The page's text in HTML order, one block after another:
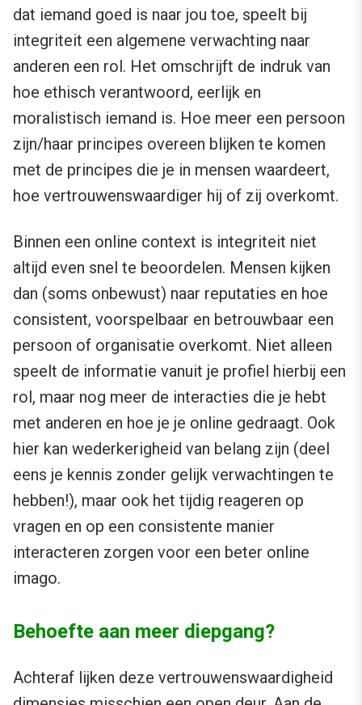
dat iemand goed is naar jou toe, speelt bij
integriteit een algemene verwachting naar
anderen een rol. Het omschrijft de indruk van
hoe ethisch verantwoord, eerlijk en
moralistisch iemand is. Hoe meer een persoon
zijn/haar principes overeen blijken te komen
met de principes die je in mensen waardeert,
hoe vertrouwenswaardiger hij of zij overkomt.
Binnen een online context is integriteit niet
altijd even snel te beoordelen. Mensen kijken
dan (soms onbewust) naar reputaties en hoe
consistent, voorspelbaar en betrouwbaar een
persoon of organisatie overkomt. Niet alleen
speelt de informatie vanuit je profiel hierbij een
rol, maar nog meer de interacties die je hebt
met anderen en hoe je je online gedraagt. Ook
hier kan wederkerigheid van belang zijn (deel
eens je kennis zonder gelijk verwachtingen te
hebben!), maar ook het tijdig reageren op
vragen en op een consistente manier
interacteren zorgen voor een beter online
imago.
Behoefte aan meer diepgang?
Achteraf lijken deze vertrouwenswaardigheid